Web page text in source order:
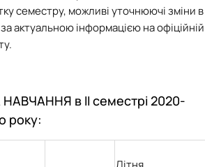
Презентація про роботу гуртка
Звіт про роботу гуртка
Презентація про роботу гуртка
гуртка «Туризм&Рекреація»
Звіт про роботу гуртка
Презентація про роботу гуртка
Науковий доробок членів студентського
гуртка "Туристичний візіонер"
Звіт про роботу гуртка
Презентація про роботу гуртка
семестру, можливі уточнюючі зміни в
актуальною інформацією на офіційній
НАВЧАННЯ в ІІ семестрі 2020-
року: